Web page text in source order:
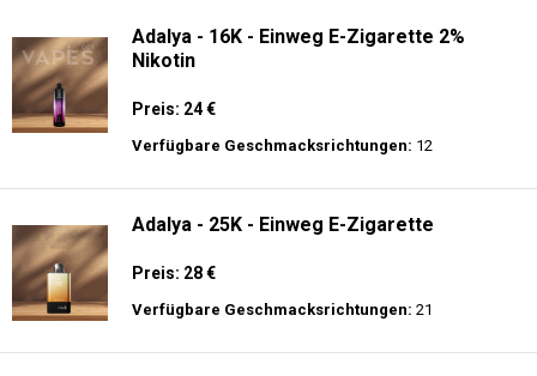
Adalya - 16K - Einweg E-Zigarette 2%
Nikotin
Preis: 24 €
Verfügbare Geschmacksrichtungen: 12
Adalya - 25K - Einweg E-Zigarette
Preis: 28 €
Verfügbare Geschmacksrichtungen: 21